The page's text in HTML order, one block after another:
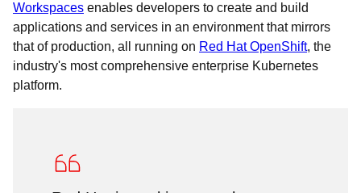
Workspaces enables developers to create and build
applications and services in an environment that mirrors
that of production, all running on Red Hat OpenShift, the
industry's most comprehensive enterprise Kubernetes
platform.